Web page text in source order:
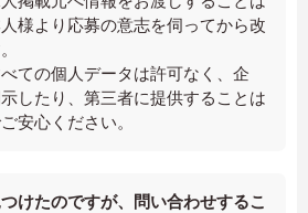
様より応募の意志を伺ってから改
ての個人データは許可なく、企
したり、第三者に提供することは
安心ください。
けたのですが、問い合わせするこ